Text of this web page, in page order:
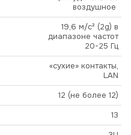
воздушное
19,6 м/с² (2g) в
диапазоне частот
20-25 Гц
«сухие» контакты,
LAN
12 (не более 12)
13